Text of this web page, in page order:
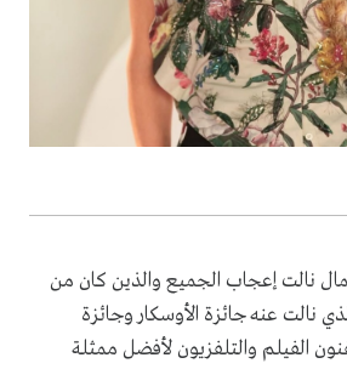
نالت إعجاب الجميع والذين كان من
نالت عنه جائزة الأوسكار وجائزة
الفيلم والتلفزيون لأفضل ممثلة